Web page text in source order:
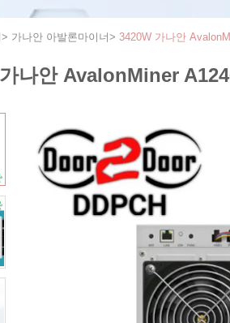
> 가나안 아발론마이너> 3420W 가나안
나안 AvalonMiner